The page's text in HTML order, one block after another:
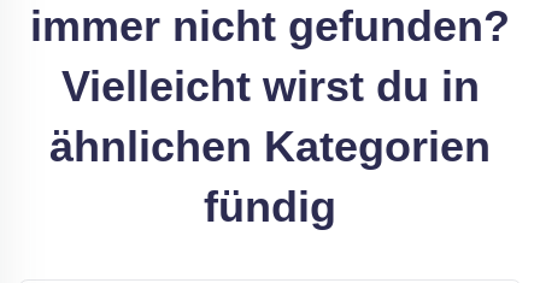
immer nicht gefunden?
Vielleicht wirst du in
ähnlichen Kategorien
fündig